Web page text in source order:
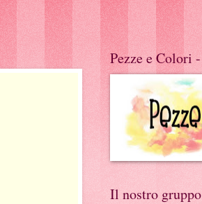
Pezze e Colori
Il nostro